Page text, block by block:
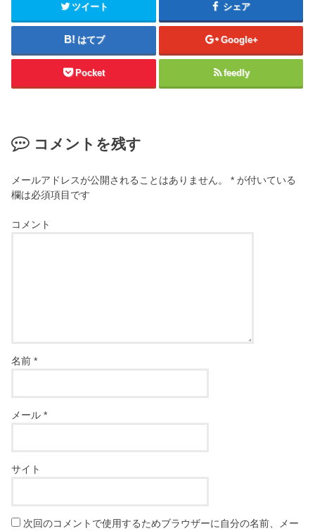
ツイート シェア
はてブ Google+
Pocket feedly
コメントを残す
メールアドレスが公開されることはありません。 * が付いている
欄は必須項目です
コメント
名前*
メール*
サイト
次回のコメントで使用するためブラウザーに自分の名前、メー